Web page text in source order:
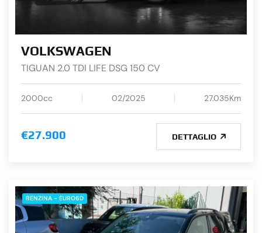
VOLKSWAGEN
TIGUAN 2.0 TDI LIFE DSG 150 CV
2000cc 02/2025 27.035Km
€27.900 DETTAGLIO
BENZINA - EURO6D